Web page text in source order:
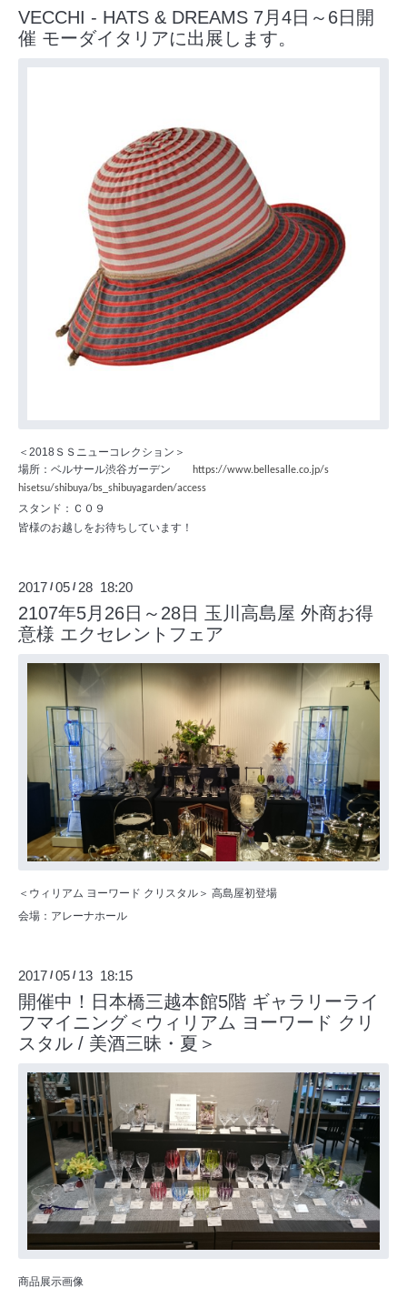
VECCHI - HATS & DREAMS 7月4日～6日開
催 モーダイタリアに出展します。
＜2018ＳＳニューコレクション＞
場所：ベルサール渋谷ガーデン
https://www.bellesalle.co.jp/s
hisetsu/shibuya/bs_ shibuyagarden/access
スタンド：Ｃ０９
皆様のお越しをお待ちしています！
2017 /05 / 28 18:20
2107年5月26日～28日 玉川高島屋 外商お得
意様 エクセレントフェア
＜ウィリアム ヨーワード クリスタル＞ 高島屋初登場
会場：アレーナホール
2017 /05 / 13 18:15
開催中！日本橋三越本館5階 ギャラリーライ
フマイニング＜ウィリアム ヨーワード クリ
スタル / 美酒三昧・夏＞
商品展示画像